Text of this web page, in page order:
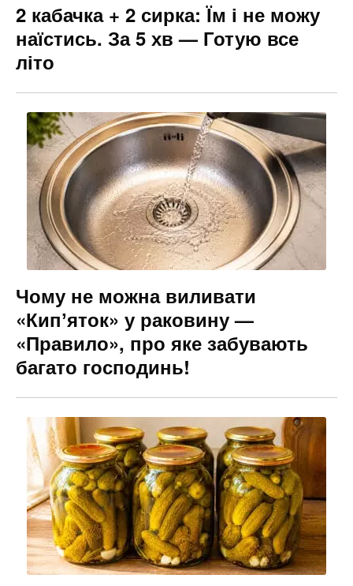
2 кабачка + 2 сирка: Їм і не можу
наїстись. За 5 хв — Готую все
літо
Чому не можна виливати
«Кипʼяток» у раковину —
«Правило», про яке забувають
багато господинь!